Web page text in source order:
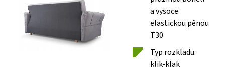
a vysoce
elastickou pěnou
T30
Typ rozkladu:
klik-klak